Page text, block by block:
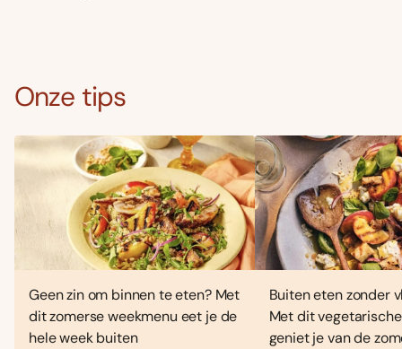
Onze tips
Geen zin om binnen te eten? Met
dit zomerse weekmenu eet je de
hele week buiten
Buiten eten zonder
Met dit
geniet je van de